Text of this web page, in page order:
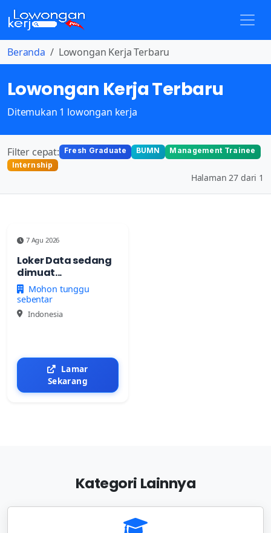
Beranda Lowongan Kerja Terbaru
Lowongan Kerja Terbaru
Ditemukan 1 lowongan kerja
Filter cepat: Fresh Graduate BUMN
Management Trainee
Internship
Halaman 27 dari 1
7 Agu 2026
Loker Data sedang
dimuat...
Mohon tunggu
sebentar
Indonesia
Lamar
Sekarang
Kategori Lainnya